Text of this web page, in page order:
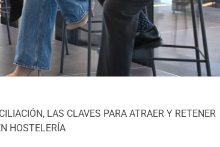
LAS CLAVES PARA ATRAER Y RETENER
HOSTELERÍA